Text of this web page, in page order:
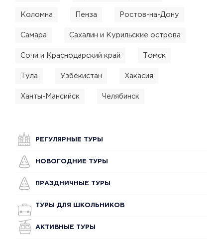
Коломна Пенза Ростов-на-Дону
Самара Сахалин и Курильские острова
Сочи и Краснодарский край Томск
Тула Узбекистан Хакасия
Ханты-Мансийск Челябинск
РЕГУЛЯРНЫЕ ТУРЫ
НОВОГОДНИЕ ТУРЫ
ПРАЗДНИЧНЫЕ ТУРЫ
ТУРЫ ДЛЯ ШКОЛЬНИКОВ
АКТИВНЫЕ ТУРЫ